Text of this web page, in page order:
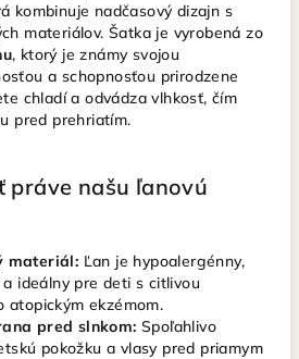
kombinuje nadčasový dizajn s
materiálov. Šatka je vyrobená zo
, ktorý je známy svojou
a schopnosťou prirodzene
chladí a odvádza vlhkosť, čím
pred prehriatím.
práve našu ľanovú
materiál: Ľan je hypoalergénny,
ideálny pre deti s citlivou
atopickým ekzémom.
pred slnkom: Spoľahlivo
pokožku a vlasy pred priamym